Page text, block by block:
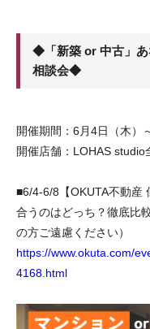
◆「新築 or 中古」あ
相談会◆
開催期間：6月4日（木）
開催店舗：LOHAS studio
■6/4-6/8【OKUTA不動産
合うのはどっち？徹底比
の方ご遠慮ください）
https://www.okuta.com/
4168.html